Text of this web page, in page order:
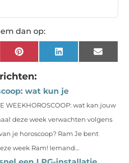
dan op:
Pinterest LinkedIn Email
wat kun je
WEEKHOROSCOOP: wat kan jouw
deze week verwachten volgens
je horoscoop? Ram Je bent
week Ram! Iemand...